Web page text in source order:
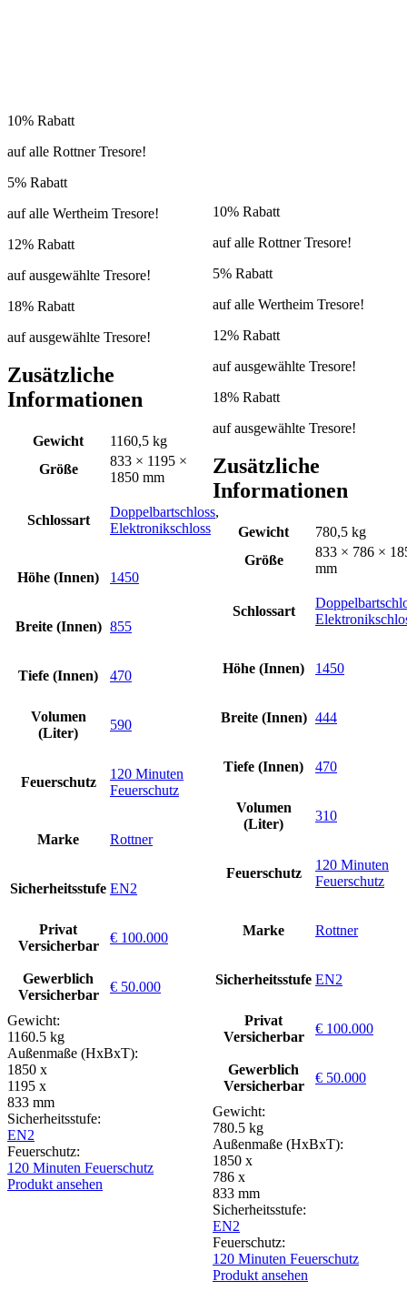
10% Rabatt
auf alle Rottner Tresore!
5% Rabatt
auf alle Wertheim Tresore!
12% Rabatt
auf ausgewählte Tresore!
18% Rabatt
auf ausgewählte Tresore!
Zusätzliche
Informationen
Gewicht
1160,5 kg
Größe
833 × 1195 ×
1850 mm
Schlossart
Doppelbartschloss,
Elektronikschloss
Höhe (Innen) 1450
Breite (Innen) 855
Tiefe (Innen) 470
Volumen
(Liter)
590
Feuerschutz
120 Minuten
Feuerschutz
Marke Rottner
Sicherheitsstufe EN2
Privat
Versicherbar
€ 100.000
Gewerblich
Versicherbar
€ 50.000
Gewicht:
1160.5 kg
Außenmaße (HxBxT):
1850 x
1195 x
833 mm
Sicherheitsstufe:
EN2
Feuerschutz:
120 Minuten Feuerschutz
Produkt ansehen
10% Rabatt
auf alle Rottner Tresore!
5% Rabatt
auf alle Wertheim Tresore!
12% Rabatt
auf ausgewählte Tresore!
18% Rabatt
auf ausgewählte Tresore!
Zusätzliche
Informationen
Gewicht
780,5 kg
Größe
833 × 786 ×
mm
Schlossart
Höhe (Innen) 1450
Breite (Innen) 444
Tiefe (Innen) 470
Volumen
(Liter)
310
Feuerschutz
120 Minuten
Feuerschutz
Marke Rottner
Sicherheitsstufe EN2
Privat
Versicherbar
€ 100.000
Gewerblich
Versicherbar
€ 50.000
Gewicht:
780.5 kg
Außenmaße (HxBxT):
1850 x
786 x
833 mm
Sicherheitsstufe:
EN2
Feuerschutz:
120 Minuten Feuerschutz
Produkt ansehen